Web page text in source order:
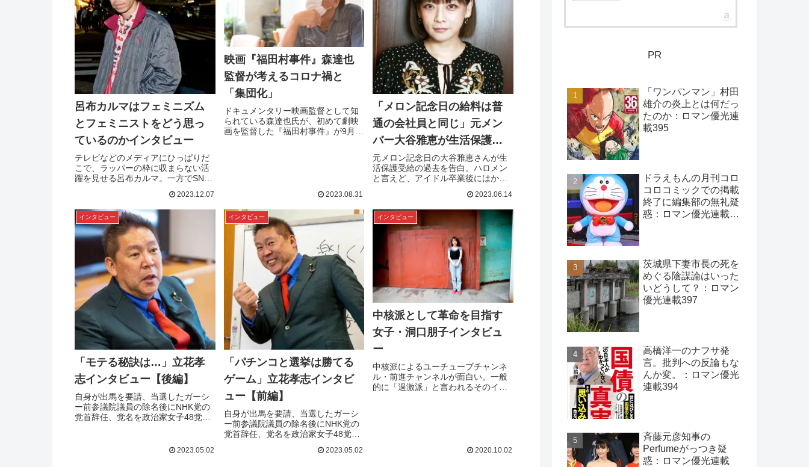
呂布カルマはフェミニズム
とフェミニストをどう思っ
ているのかインタビュー
テレビなどのメディアにひっぱりだ
こで、ラッパーの枠に収まらない活
躍を見せる呂布カルマ。一方でSNS
上での歯に衣着せぬ発言が、主にフ
ェミニストを自認する人々から批判
されることも多い。そんな呂布カル
マはフェミニストやフェミニズムに
ついてどう考えているのか。ライタ
ーの姫乃たまが迫った。これまでに
数々のラップバトルを勝ち抜き、...
2023.12.07
映画『福田村事件』森達也
監督が考えるコロナ禍と
「集団化」
ドキュメンタリー映画監督として知
られている森達也氏が、初めて劇映
画を監督した『福田村事件』が9月1
した社会に「集団化」はどう関わっ
2023.08.31
「メロン記念日の給料は普
通の会社員と同じ」元メン
バー大谷雅恵が生活保護受
給して考えたハロプロアイ
ドルのセカンドキャリア
元メロン記念日の大谷雅恵さんが生
活保護受給の過去を告白。ハロメン
と言えど、アイドル卒業後にはかな
りの苦難が待ち受けているようで
す。自身も元アイドルでセカンドキ
ャリアを模索中の姫乃たまさんが、
大谷さんに話を聞きにいきました。
メロン記念日の給料は普通の会社員
と同じ生活保護受給を公表した芸能
人がいます。元メロン記念日のメン
バ...
2023.06.14
インタビュー
「モテる秘訣は…」立花孝
志インタビュー【後編】
自身が出馬を要請、当選したガーシ
ー前参議院議員の除名後にNHK党の
党首辞任、党名を政治家女子48党へ
とは何者なのか。何を目指している
2023.05.02
インタビュー
「パチンコと選挙は勝てる
ゲーム」立花孝志インタビ
ュー【前編】
自身が出馬を要請、当選したガーシ
ー前参議院議員の除名後にNHK党の
党首辞任、党名を政治家女子48党へ
変更。怖い、得体の知れないという
イメージを持つ人も多い。立花孝志
2023.05.02
インタビュー
中核派として革命を目指す
女子・洞口朋子インタビュ
ー
中核派によるユーチューブチャンネ
ル・前進チャンネルが面白い。一般
的に「過激派」と言われるそのイメ
チャンネル・前進チャンネルが面白
2020.10.02
PR
「ワンパンマン」村田
雄介の炎上とは何だっ
たのか：ロマン優光連
載395
ドラえもんの月刊コロ
コロコミックでの掲載
終了に編集部の無礼疑
惑：ロマン優光連載
茨城県下妻市長の死を
めぐる陰謀論はいった
いどうして？：ロマン
優光連載397
高橋洋一のナフサ発
言。批判への反論もな
んか変。：ロマン優光
連載394
斉藤元彦知事の
Perfumeがっつき疑
惑：ロマン優光連載